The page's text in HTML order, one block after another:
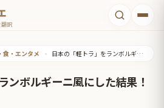
翻訳
食・エンタメ • 日本の「軽トラ」をランボルギーニ風にした結果！【タイ人の反応】
ンボルギーニ風にした結果！